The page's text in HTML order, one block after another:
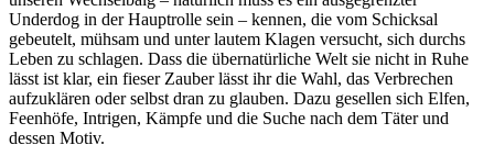
Underdog in der Hauptrolle sein – kennen, die vom Schicksal
gebeutelt, mühsam und unter lautem Klagen versucht, sich durchs
Leben zu schlagen. Dass die übernatürliche Welt sie nicht in Ruhe
lässt ist klar, ein fieser Zauber lässt ihr die Wahl, das Verbrechen
aufzuklären oder selbst dran zu glauben. Dazu gesellen sich Elfen,
Feenhöfe, Intrigen, Kämpfe und die Suche nach dem Täter und
dessen Motiv.